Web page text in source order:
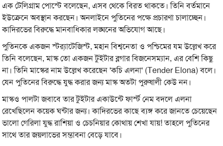
এক টেলিগ্রাম পোস্টে বলেছেন, এসব থেকে বিরত থাকতে। তিনি বর্তমানে
ইউক্রেনে অবস্থান করছেন। অনলাইনে পুতিনের পক্ষে প্রচারণা চালাচ্ছেন।
কাদিরভের বিরুদ্ধে মানবাধিকার লঙ্ঘনের অভিযোগ আছে।
পুতিনকে একজন স্ট্র‍্যাটেজিস্ট, মহান বিশ্বনেতা ও পশ্চিমের যম উল্লেখ করে
তিনি বলেছেন, মাস্ক তো একজন টুইটার ব্লগার বিজনেসম্যান, এর বেশি কিছু
না। তিনি মাস্কের নাম উল্লেখ করেছেন 'কচি এলনা' (Tender Elona) বলে।
যেন পুতিনের বিরুদ্ধে যুদ্ধ করার জন্য মাস্ক অতটা পুরুষালী কেউ নন।
মাস্কও পালটা জবাবে তার টুইটার একাউন্টে ফার্স্ট নেম বদলে এলনা
রেখেছিলেন কয়েক ঘন্টার জন্য। কাদিরভের কাছে ব্যঙ্গ করে জানতে চেয়েছেন
ভালো গেরিলা যুদ্ধ রাশিয়া ও চেচনিয়ার কোথায় শেখা যায়! তাহলে পুতিনের
সাথে তার জয়লাভের সম্ভাবনা বেড়ে যাবে।